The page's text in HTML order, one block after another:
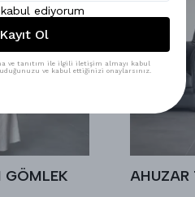
GÖMLEK
kabul ediyorum
Kayıt Ol
ve tanıtım ile ilgili iletişim almayı kabul
ve kabul ettiğinizi onaylarsınız.